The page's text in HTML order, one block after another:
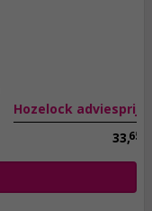
Hozelock adviesprijs
33,65